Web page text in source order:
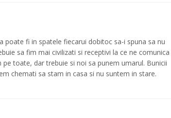
poate fi in spatele fiecarui dobitoc sa-i spuna sa nu
sa fim mai civilizati si receptivi la ce ne comunica
toate, dar trebuie si noi sa punem umarul. Bunicii
chemati sa stam in casa si nu suntem in stare.